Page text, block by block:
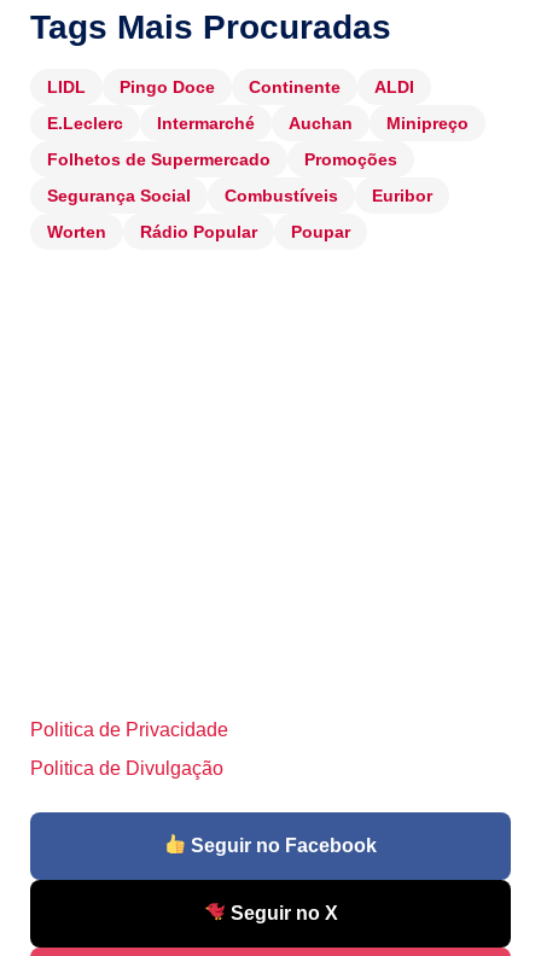
Tags Mais Procuradas
LIDL Pingo Doce Continente
ALDI
E.Leclerc
Intermarché Auchan
Minipreço
Folhetos de Supermercado
Promoções
Segurança Social
Combustíveis
Euribor
Worten
Rádio Popular Poupar
Politica de Privacidade
Politica de Divulgação
Seguir no Facebook
Seguir no X